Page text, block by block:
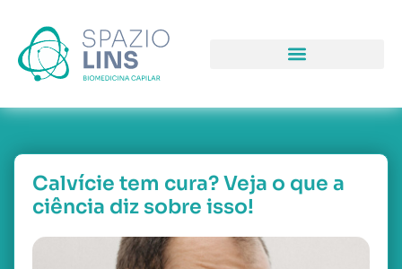
Calvície tem cura? Veja o que a
ciência diz sobre isso!